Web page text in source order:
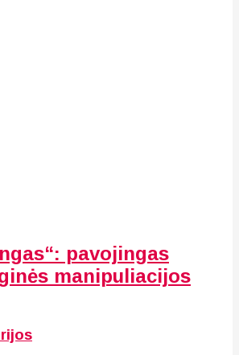
pavojingas
manipuliacijos